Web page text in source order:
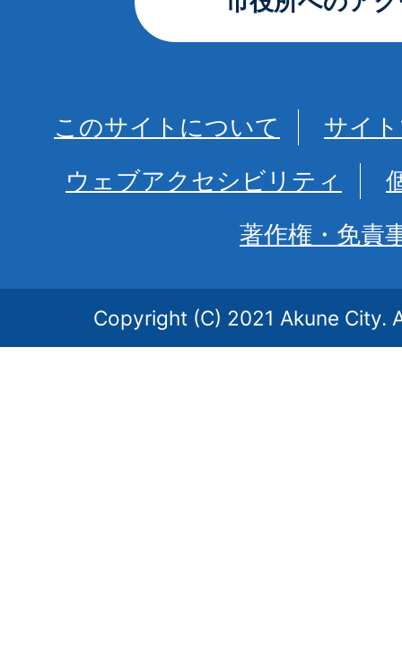
このサイトについて
サイ
ウェブアクセシビリティ
著作権・免責
Copyright (C) 2021 Akune City.